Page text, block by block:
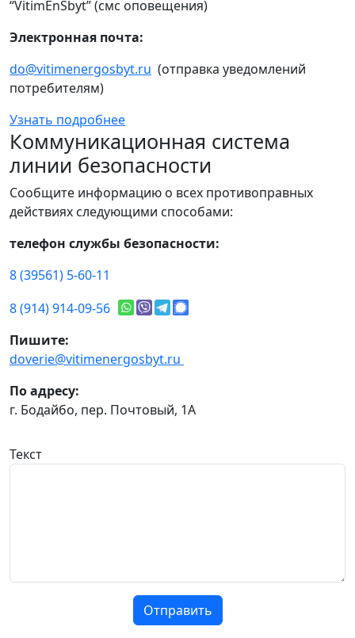
“VitimEnSbyt” (смс оповещения)
Электронная почта:
do@vitimenergosbyt.ru (отправка уведомлений
потребителям)
Узнать подробнее
Коммуникационная система
линии безопасности
Сообщите информацию о всех противоправных
действиях следующими способами:
телефон службы безопасности:
8 (39561) 5-60-11
8 (914) 914-09-56
Пишите:
doverie@vitimenergosbyt.ru
По адресу:
г. Бодайбо, пер. Почтовый, 1А
Текст
Отправить